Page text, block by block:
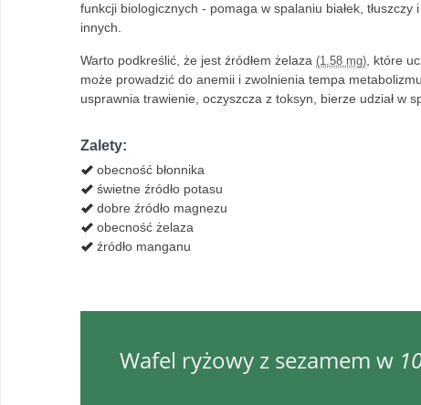
funkcji biologicznych - pomaga w spalaniu białek,
innych.
Warto podkreślić, że jest źródłem żelaza (1.58 mg) , które
może prowadzić do anemii i zwolnienia tempa
usprawnia trawienie, oczyszcza z toksyn, bierze udział w
Zalety:
obecność błonnika
świetne źródło potasu
dobre źródło magnezu
obecność żelaza
źródło manganu
Wafel ryżowy z sezamem w